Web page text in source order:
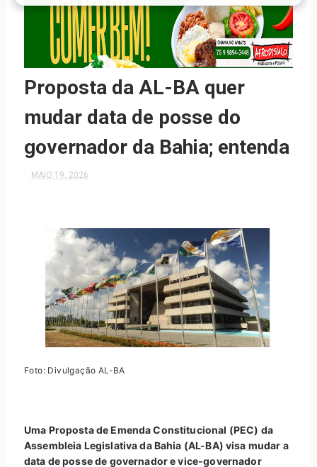
Proposta da AL-BA quer
mudar data de posse do
governador da Bahia; entenda
MAIO 19, 2026
Foto: Divulgação AL-BA
Uma Proposta de Emenda Constitucional (PEC) da
Assembleia Legislativa da Bahia (AL-BA) visa mudar a
data de posse de governador e vice-governador